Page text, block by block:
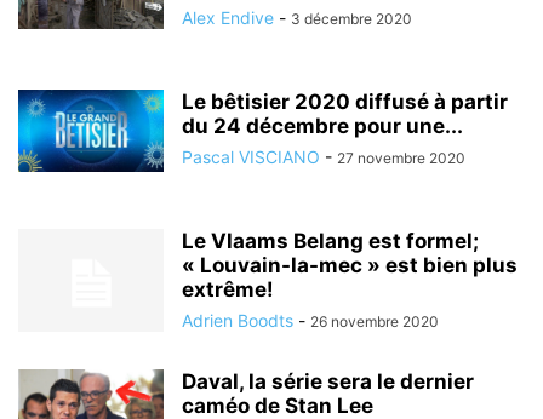
Alex Endive - 3 décembre 2020
Le bêtisier 2020 diffusé à partir
du 24 décembre pour une...
Pascal VISCIANO - 27 novembre 2020
Le Vlaams Belang est formel;
« Louvain-la-mec » est bien plus
extrême!
Adrien Boodts - 26 novembre 2020
Daval, la série sera le dernier
caméo de Stan Lee